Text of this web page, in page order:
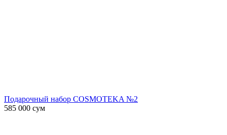
Подарочный набор COSMOTEKA №2
585 000 сум